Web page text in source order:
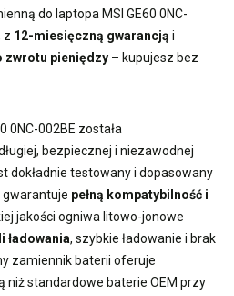
do laptopa MSI GE60 0NC-
z 12-miesięczną gwarancją i
zwrotu pieniędzy – kupujesz bez
0NC-002BE została
bezpiecznej i niezawodnej
dokładnie testowany i dopasowany
gwarantuje pełną kompatybilność i
jakości ogniwa litowo-jonowe
ładowania, szybkie ładowanie i brak
zamiennik baterii oferuje
niż standardowe baterie OEM przy